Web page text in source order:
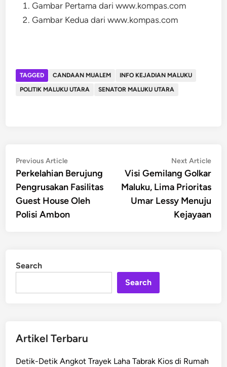
Gambar Pertama dari www.kompas.com
Gambar Kedua dari www.kompas.com
TAGGED CANDAAN MUALEM
INFO KEJADIAN MALUKU
POLITIK MALUKU UTARA
SENATOR MALUKU UTARA
Post
navigation
Previous ArticlePrevious
article:
Perkelahian Berujung
Pengrusakan Fasilitas
Guest House Oleh
Polisi Ambon
Next Article
Visi Gemilang Golkar
Maluku, Lima Prioritas
Umar Lessy Menuju
Kejayaan
Search
Search
Artikel Terbaru
Detik-Detik Angkot Trayek Laha Tabrak Kios di Rumah